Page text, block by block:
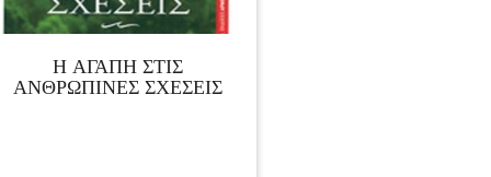
Η ΑΓΑΠΗ ΣΤΙΣ
ΑΝΘΡΩΠΙΝΕΣ ΣΧΕΣΕΙΣ